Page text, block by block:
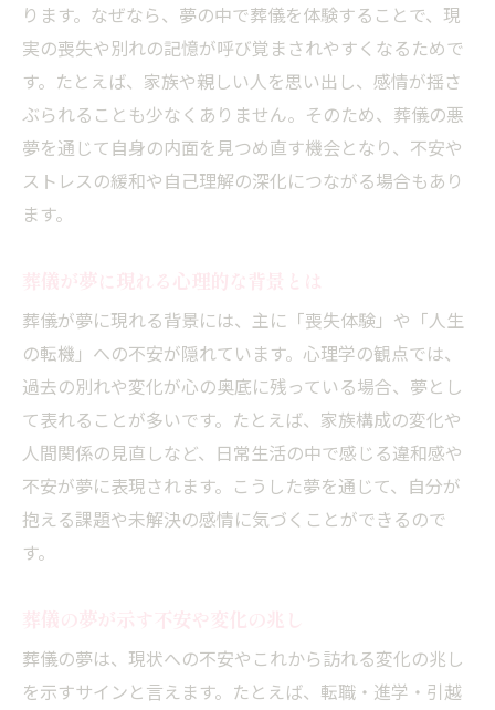
葬儀悪夢を見た後の気持ちの整え方
葬儀の夢が告げる人生の転機とは
夢占いで知る葬儀の意味と対処方法
葬儀の夢を冷静に受け止める考え方
既に亡くなった人の葬式の夢を読み解く
葬儀の夢がもたらす心の癒やしと気づき
故人の登場する葬儀夢が示すこと
葬儀の夢を通じて得るスピリチュアルな示
唆
葬儀の夢から得るスピリチュアルな気づき
葬儀の夢が教えるスピリチュアルな意味
スピリチュアルな観点で葬儀夢を分析
夢占いで知る葬儀のスピリチュアルな視点
ります。なぜなら、夢の中で葬儀を体験することで、現
実の喪失や別れの記憶が呼び覚まされやすくなるためで
す。たとえば、家族や親しい人を思い出し、感情が揺さ
ぶられることも少なくありません。そのため、葬儀の悪
夢を通じて自身の内面を見つめ直す機会となり、不安や
ストレスの緩和や自己理解の深化につながる場合もあり
ます。
葬儀が夢に現れる背景には、主に「喪失体験」や「人生
の転機」への不安が隠れています。心理学の観点では、
過去の別れや変化が心の奥底に残っている場合、夢とし
て表れることが多いです。たとえば、家族構成の変化や
人間関係の見直しなど、日常生活の中で感じる違和感や
不安が夢に表現されます。こうした夢を通じて、自分が
抱える課題や未解決の感情に気づくことができるので
す。
葬儀の夢は、現状への不安やこれから訪れる変化の兆し
を示すサインと言えます。たとえば、転職・進学・引越